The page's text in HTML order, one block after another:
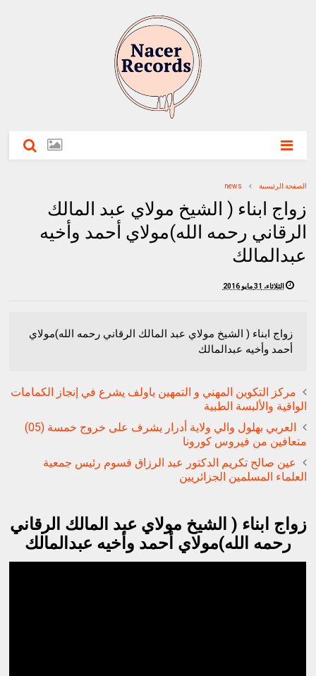
الصفحة الرئيسية news
زواج ابناء ( الشيخ مولاي عبد المالك
الرقاني رحمه الله)مولاي أحمد وأخيه
عبدالمالك
الثلاثاء، 31 مايو 2016
زواج ابناء ( الشيخ مولاي عبد المالك الرقاني رحمه الله)مولاي
أحمد وأخيه عبدالمالك
مركز التكوين المهني و التمهين باولف يشرع في إنجاز الكمامات
الواقية والألبسة الطبية
العربي بهلول والي ولاية أدرار يشرف على خروج خمسة (05)
متعافين من فيروس كورونا
عين صالح تكريم الدكتور عبد الرزاق قسوم رئيس جمعية
العلماء المسلمين الجزائريين
زواج ابناء ( الشيخ مولاي عبد المالك الرقاني
رحمه الله)مولاي أحمد وأخيه عبدالمالك